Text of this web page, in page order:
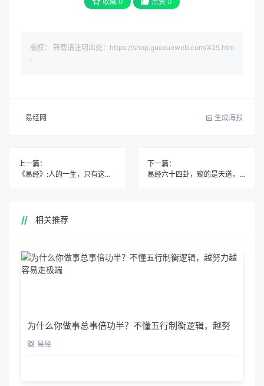
版权： 转载请注明出处：https://shop.guoxueweb.com/425.htm
l
易经网 生成海报
上一篇：
《易经》:人的一生，只有这三个字
下一篇：
易经六十四卦，窥的是天道，喻的是人道！
相关推荐
为什么你做事总事倍功半？不懂五行制衡逻辑，越努
力越容易走极端
易经